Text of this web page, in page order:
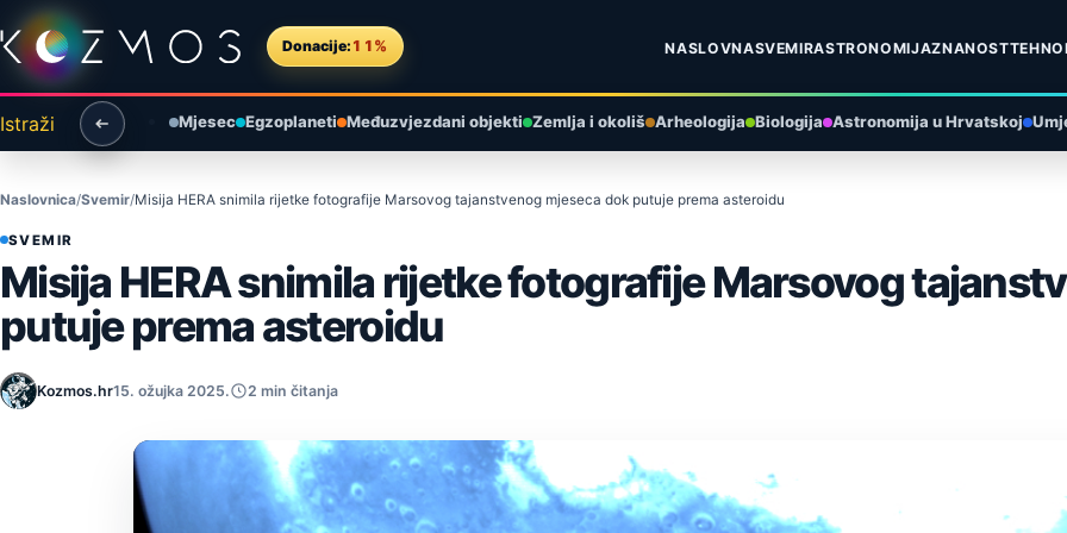
Preskoči na sadržaj
Donacije: 11% NASLOVNASVEMIRASTRONOMIJAZNANOST
Istraži Mjesec Egzoplaneti Međuzvjezdani objekti Zemlja i okoliš Arheologija Biologija Astronomija u Hrvatskoj
Naslovnica Svemir Misija HERA snimila rijetke fotografije Marsovog tajanstvenog mjeseca dok putuje prema asteroidu
SVEMIR
Misija HERA snimila rijetke fotografije Marsovog
putuje prema asteroidu
Kozmos.hr15. ožujka 2025. 2 min čitanja